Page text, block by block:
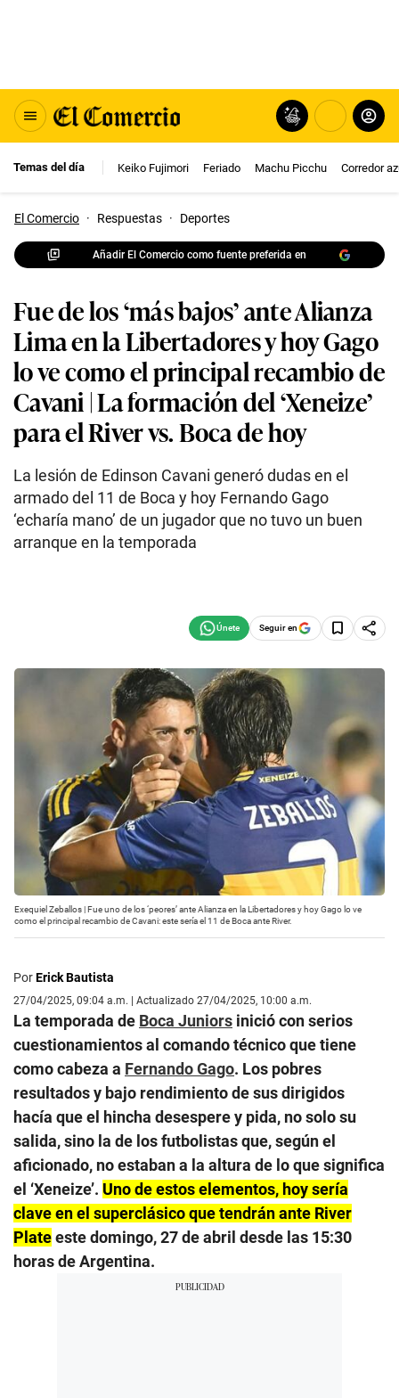
Temas del día Keiko Fujimori Feriado Machu Picchu Corredor
El Comercio · Respuestas · Deportes
Añadir El Comercio como fuente preferida en
Fue de los ‘más bajos’ ante Alianza
Lima en la Libertadores y hoy Gago
lo ve como el principal recambio de
Cavani | La formación del ‘Xeneize’
para el River vs. Boca de hoy
La lesión de Edinson Cavani generó dudas en el
armado del 11 de Boca y hoy Fernando Gago
‘echaría mano’ de un jugador que no tuvo un buen
arranque en la temporada
Seguir en
Exequiel Zeballos | Fue uno de los ‘peores’ ante Alianza en la Libertadores y hoy Gago lo ve
como el principal recambio de Cavani: este sería el 11 de Boca ante River.
PorErick Bautista
27/04/2025, 09:04 a.m. | Actualizado 27/04/2025, 10:00 a.m.
La temporada de Boca Juniors inició con serios
cuestionamientos al comando técnico que tiene
como cabeza a Fernando Gago. Los pobres
resultados y bajo rendimiento de sus dirigidos
hacía que el hincha desespere y pida, no solo su
salida, sino la de los futbolistas que, según el
aficionado, no estaban a la altura de lo que significa
el ‘Xeneize’. Uno de estos elementos, hoy sería
clave en el superclásico que tendrán ante River
Plateeste domingo, 27 de abril desde las 15:30
horas de Argentina.